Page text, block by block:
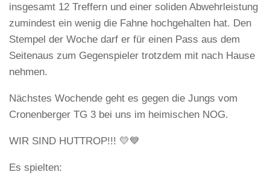
insgesamt 12 Treffern und einer soliden Abwehrleistung
zumindest ein wenig die Fahne hochgehalten hat. Den
Stempel der Woche darf er für einen Pass aus dem
Seitenaus zum Gegenspieler trotzdem mit nach Hause
nehmen.
Nächstes Wochende geht es gegen die Jungs vom
Cronenberger TG 3 bei uns im heimischen NOG.
WIR SIND HUTTROP!!! 💛💙
Es spielten: